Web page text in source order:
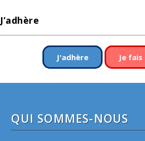
J’adhère
J'adhère Je
QUI SOMMES-NOUS